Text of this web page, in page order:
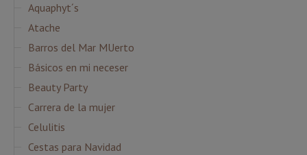
Aquaphyt´s
Atache
Barros del Mar MUerto
Básicos en mi neceser
Beauty Party
Carrera de la mujer
Celulitis
Cestas para Navidad